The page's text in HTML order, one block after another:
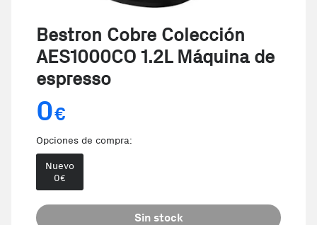
Bestron Cobre Colección
AES1000CO 1.2L Máquina de
espresso
0€
Opciones de compra:
Nuevo
0€
Sin stock